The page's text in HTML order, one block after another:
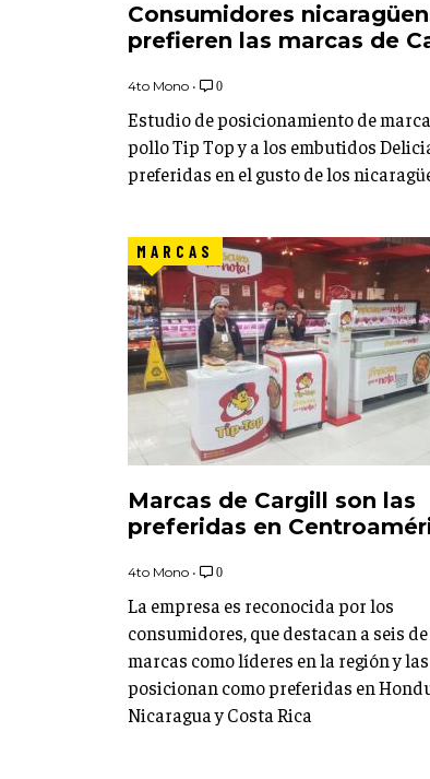
Consumidores
prefieren las marcas de
4to Mono • 0
Estudio de posicionamiento de
pollo Tip Top y a los embutidos
preferidas en el gusto de los
MARCAS
Marcas de Cargill son las
preferidas en
4to Mono • 0
La empresa es reconocida por los
consumidores, que destacan a seis
marcas como líderes en la región y las
posicionan como preferidas en
Nicaragua y Costa Rica